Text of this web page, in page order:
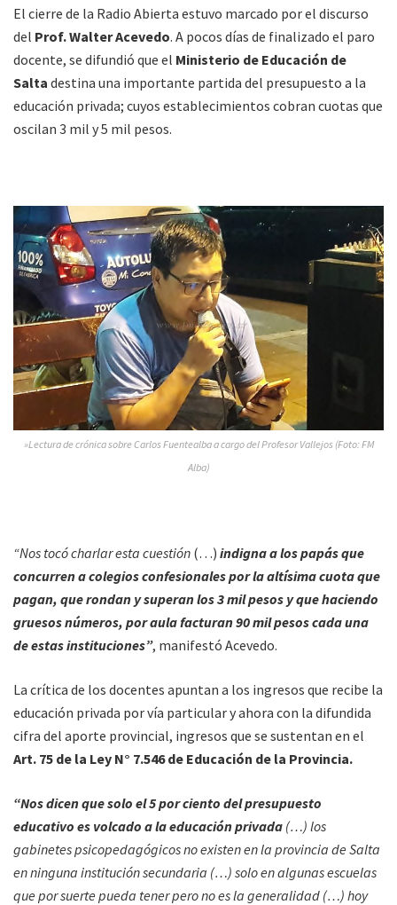
El cierre de la Radio Abierta estuvo marcado por el discurso
del Prof. Walter Acevedo. A pocos días de finalizado el paro
docente, se difundió que el Ministerio de Educación de
Salta destina una importante partida del presupuesto a la
educación privada; cuyos establecimientos cobran cuotas que
oscilan 3 mil y 5 mil pesos.
»Lectura de crónica sobre Carlos Fuentealba a cargo del Profesor Vallejos (Foto: FM
Alba)
“Nos tocó charlar esta cuestión (…) indigna a los papás que
concurren a colegios confesionales por la altísima cuota que
pagan, que rondan y superan los 3 mil pesos y que haciendo
gruesos números, por aula facturan 90 mil pesos cada una
de estas instituciones”, manifestó Acevedo.
La crítica de los docentes apuntan a los ingresos que recibe la
educación privada por vía particular y ahora con la difundida
cifra del aporte provincial, ingresos que se sustentan en el
Art. 75 de la Ley N° 7.546 de Educación de la Provincia.
“Nos dicen que solo el 5 por ciento del presupuesto
educativo es volcado a la educación privada (…) los
gabinetes psicopedagógicos no existen en la provincia de Salta
en ninguna institución secundaria (…) solo en algunas escuelas
que por suerte pueda tener pero no es la generalidad (…) hoy